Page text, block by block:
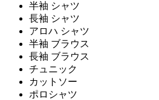
半袖 シャツ
長袖 シャツ
アロハ シャツ
半袖 ブラウス
長袖 ブラウス
チュニック
カットソー
ポロシャツ